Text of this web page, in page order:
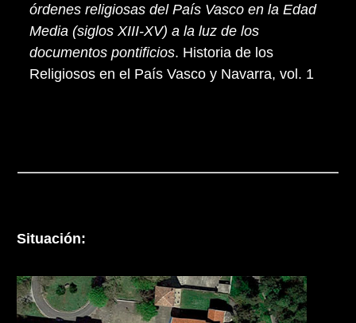
órdenes religiosas del País Vasco en la Edad
Media (siglos XIII-XV) a la luz de los
documentos pontificios. Historia de los
Religiosos en el País Vasco y Navarra, vol. 1
Situación: